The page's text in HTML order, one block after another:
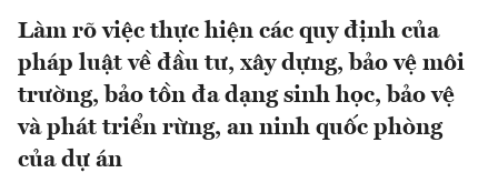
Làm rõ việc thực hiện các quy định của
pháp luật về đầu tư, xây dựng, bảo vệ môi
trường, bảo tồn đa dạng sinh học, bảo vệ
và phát triển rừng, an ninh quốc phòng
của dự án